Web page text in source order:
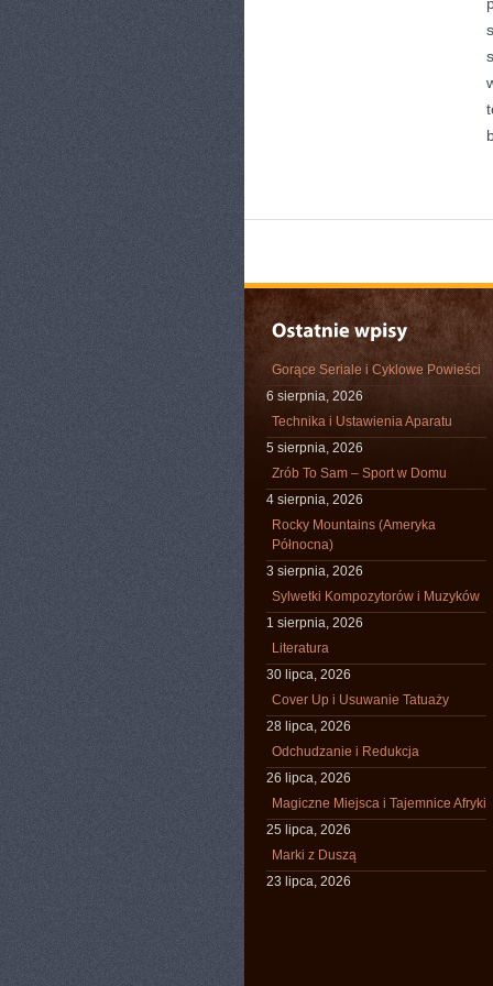
Gorące Seriale i Cyklowe Powieści
6 sierpnia, 2026
Technika i Ustawienia Aparatu
5 sierpnia, 2026
Zrób To Sam – Sport w Domu
4 sierpnia, 2026
Rocky Mountains (Ameryka
Północna)
3 sierpnia, 2026
Sylwetki Kompozytorów i Muzyków
1 sierpnia, 2026
Literatura
30 lipca, 2026
Cover Up i Usuwanie Tatuaży
28 lipca, 2026
Odchudzanie i Redukcja
26 lipca, 2026
Magiczne Miejsca i Tajemnice Afryki
25 lipca, 2026
Marki z Duszą
23 lipca, 2026